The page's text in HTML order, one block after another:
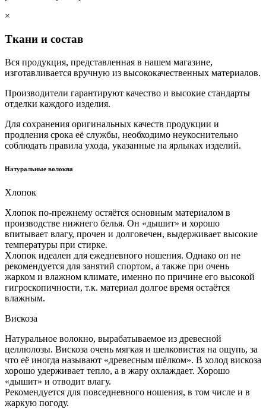
×
Ткани и состав
Вся продукция, представленная в нашем магазине,
изготавливается вручную из высококачественных материалов.
Производители гарантируют качество и высокие стандарты
отделки каждого изделия.
Для сохранения оригинальных качеств продукции и
продления срока её службы, необходимо неукоснительно
соблюдать правила ухода, указанные на ярлыках изделий.
Натуральные волокна
Хлопок
Хлопок по-прежнему остяётся основным материалом в
производстве нижнего белья. Он «дышит» и хорошо
впитывает влагу, прочен и долговечен, выдерживает высокие
температуры при стирке.
Хлопок идеален для ежедневного ношения. Однако он не
рекомендуется для занятий спортом, а также при очень
жарком и влажном климате, именно по причине его высокой
гигроскопичности, т.к. материал долгое время остаётся
влажным.
Вискоза
Натуральное волокно, вырабатываемое из древесной
целлюлозы. Вискоза очень мягкая и шелковистая на ощупь, за
что её иногда называют «древесным шёлком». В холод вискоза
хорошо удерживает тепло, а в жару охлаждает. Хорошо
«дышит» и отводит влагу.
Рекомендуется для повседневного ношения, в том числе и в
жаркую погоду.